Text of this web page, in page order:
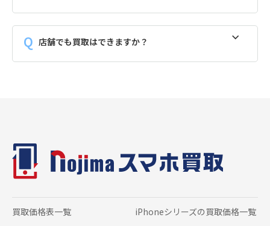
店舗でも買取はできますか？
買取価格表一覧 iPhoneシリーズの 買取価格一覧